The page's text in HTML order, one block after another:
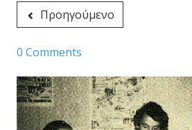
Προηγούμενο
0 Comments